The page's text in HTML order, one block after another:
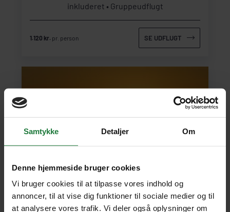
Samtykke Detaljer Om
Denne hjemmeside bruger cookies
Vi bruger cookies til at tilpasse vores indhold og
annoncer, til at vise dig funktioner til sociale medier og til
at analysere vores trafik. Vi deler også oplysninger om
inkluderet
Gruppeudflugt
1.120 kr. pr. person SE UDFLUGT